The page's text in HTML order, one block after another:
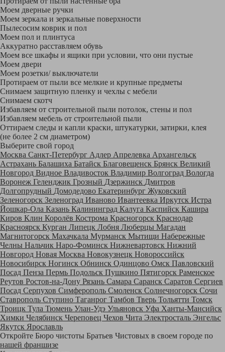
Моем дверные ручки
Моем зеркала и зеркальные поверхности
Пылесосим коврик и пол
Моем пол и плинтуса
Аккуратно расставляем обувь
Моем все шкафы и ящики при условии, что они пустые
Моем двери
Моем розетки/ выключатели
Протираем от пыли все мелкие и крупные предметы
Снимаем защитную пленку и чехлы с мебели
Снимаем скотч
Избавляем от строительной пыли потолок, стены и пол
Избавляем мебель от строительной пыли
Оттираем следы и капли краски, штукатурки, затирки, клея
(не более 2 см диаметром)
Выберите свой город
Москва Санкт-Петербург Адлер Апрелевка Архангельск
Астрахань Балашиха Батайск Благовещенск Брянск Великий
Новгород Видное Владивосток Владимир Волгоград Вологда
Воронеж Геленджик Грозный Дзержинск Дмитров
Долгопрудный Домодедово Екатеринбург Жуковский
Зеленогорск Зеленоград Иваново Ивантеевка Иркутск Истра
Йошкар-Ола Казань Калининград Калуга Каспийск Кашира
Киров Клин Королёв Кострома Красногорск Краснодар
Красноярск Курган Липецк Лобня Люберцы Магадан
Магнитогорск Махачкала Мурманск Мытищи Набережные
Челны Нальчик Наро-Фоминск Нижневартовск Нижний
Новгород Новая Москва Новокузнецк Новороссийск
Новосибирск Ногинск Обнинск Одинцово Омск Павловский
Посад Пенза Пермь Подольск Пушкино Пятигорск Раменское
Реутов Ростов-на-Дону Рязань Самара Саранск Саратов Сергиев
Посад Серпухов Симферополь Смоленск Солнечногорск Сочи
Ставрополь Ступино Таганрог Тамбов Тверь Тольятти Томск
Троицк Тула Тюмень Улан-Удэ Ульяновск Уфа Ханты-Мансийск
Химки Челябинск Череповец Чехов Чита Электросталь Энгельс
Якутск Ярославль
Откройте Бюро чистоты Братьев Чистовых в своем городе по
нашей франшизе